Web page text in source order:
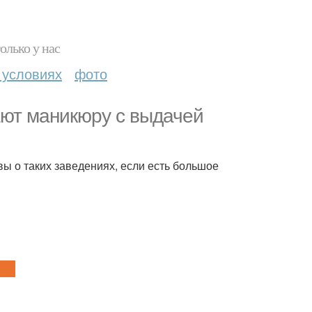
у нас
фото
маникюру с выдачей
о таких заведениях, если есть большое